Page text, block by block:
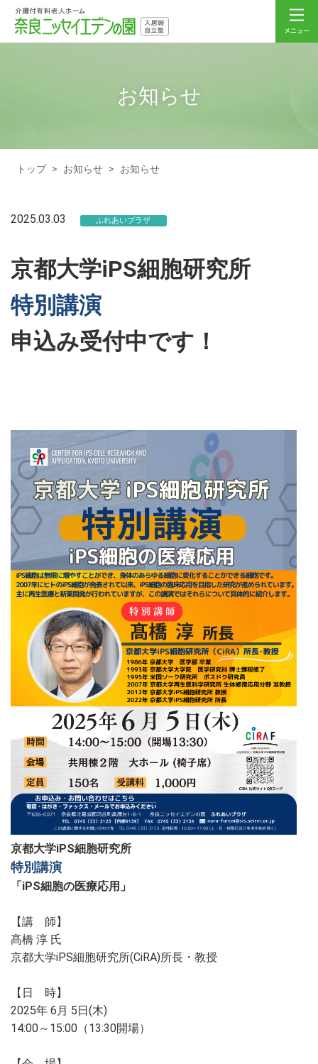
お知らせ
トップ > お知らせ > お知らせ
2025.03.03 ふれあいプラザ
京都大学iPS細胞研究所
特別講演
申込み受付中です！
京都大学iPS細胞研究所
特別講演
「iPS細胞の医療応用」
【講 師】
髙橋 淳 氏
京都大学iPS細胞研究所(CiRA)所長・教授
【日 時】
2025年 6月 5日(木)
14:00～15:00（13:30開場）